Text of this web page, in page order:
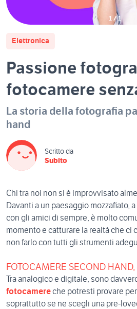
1 / 1
Elettronica
Passione
fotocamere
La storia della fotografia
hand
Scritto da
Subito
Chi tra noi non si è improvvisato
Davanti a un paesaggio mozzafiato,
con gli amici di sempre, è molto
momento e catturare la realtà che ci
non farlo con tutti gli strumenti
FOTOCAMERE SECOND
Tra analogico e digitale, sono
fotocamereche potresti provare
soprattutto se ne scegli una pre-